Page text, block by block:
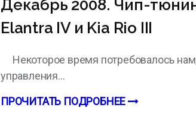
Декабрь 2008. Чип-
Elantra IV и Kia Rio III
Некоторое время потребовалось
управления...
ПРОЧИТАТЬ ПОДРОБНЕЕ